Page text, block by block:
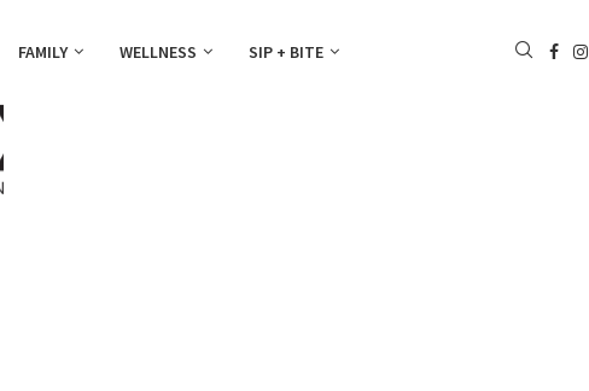
FAMILY WELLNESS SIP + BITE